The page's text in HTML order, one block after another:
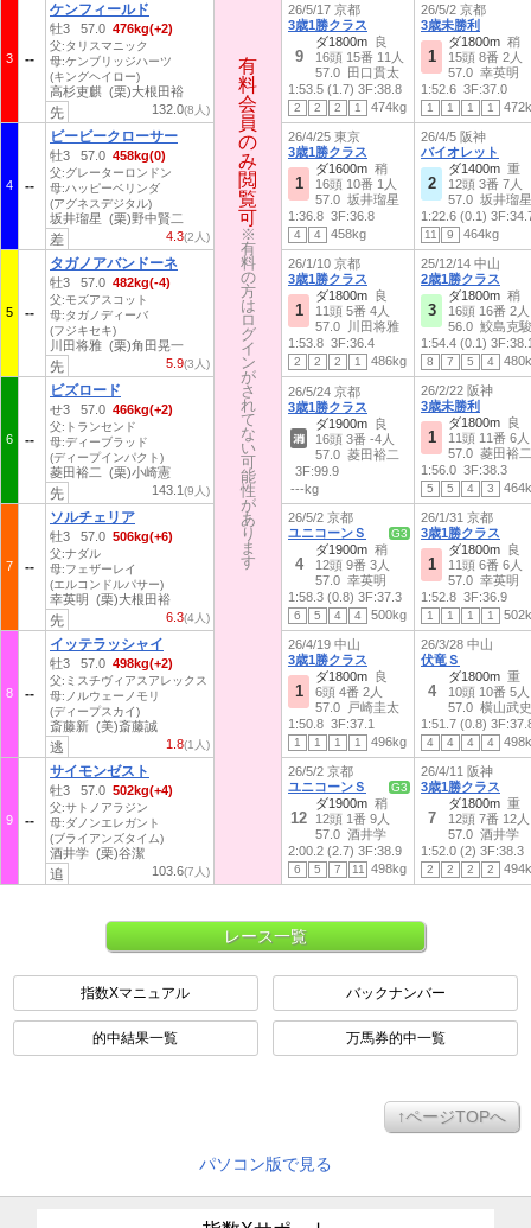
有
料
会
員
の
み
閲
覧
可
※
有
料
の
方
は
ロ
グ
イ
ン
が
さ
れ
て
な
い
可
能
性
が
あ
り
ま
す
3
ケンフィールド
牡3 57.0 476kg(+2)
父:タリスマニック
母:ケンブリッジハーツ
(キングヘイロー)
高杉吏麒 (栗)大根田裕
132.0(8人)
先
4
ビービークローサー
牡3 57.0 458kg(0)
父:グレーターロンドン
母:ハッピーベリンダ
(アグネスデジタル)
坂井瑠星 (栗)野中賢二
4.3(2人)
差
5
タガノアバンドーネ
牡3 57.0 482kg(-4)
父:モズアスコット
母:タガノディーバ
(フジキセキ)
川田将雅 (栗)角田晃一
5.9(3人)
先
6
ビズロード
せ3 57.0 466kg(+2)
父:トランセンド
母:ディーブラッド
(ディープインパクト)
菱田裕二 (栗)小崎憲
143.1(9人)
先
7
ソルチェリア
牡3 57.0 506kg(+6)
父:ナダル
母:フェザーレイ
(エルコンドルパサー)
幸英明 (栗)大根田裕
6.3(4人)
先
8
イッテラッシャイ
牡3 57.0 498kg(+2)
父:ミスチヴィアスアレックス
母:ノルウェーノモリ
(ディープスカイ)
斎藤新 (美)斎藤誠
1.8(1人)
逃
9
サイモンゼスト
牡3 57.0 502kg(+4)
父:サトノアラジン
母:ダノンエレガント
(ブライアンズタイム)
酒井学 (栗)谷潔
103.6(7人)
追
有
料
会
員
の
み
閲
覧
可
※
有
料
の
方
は
ロ
グ
イ
ン
が
さ
れ
て
な
い
可
能
性
が
あ
り
ま
す
26/5/17 京都
3歳1勝クラス
9
ダ1800m 良
16頭 15番 11人
57.0 田口貫太
1:53.5 (1.7) 3F:38.8
2 2 2 1 474kg
26/5/2 京都
3歳未勝利
1
ダ1800m 稍
15頭 8番 2人
57.0 幸英明
1:52.6 3F:37.0
1 1 1 1
26/4/25 東京
3歳1勝クラス
1
ダ1600m 稍
16頭 10番 1人
57.0 坂井瑠星
1:36.8 3F:36.8
4 4 458kg
26/4/5 阪神
バイオレット
2
ダ1400m 重
12頭 3番 7人
57.0 坂井瑠星
1:22.6 (0.1)
11 9 464kg
26/1/10 京都
3歳1勝クラス
1
ダ1800m 良
11頭 5番 4人
57.0 川田将雅
1:53.8 3F:36.4
2 2 2 1 486kg
25/12/14 中山
2歳1勝クラス
3
ダ1800m 稍
16頭 16番 2人
56.0 鮫島克駿
1:54.4 (0.1)
8 7 5 4
26/5/24 京都
3歳1勝クラス
ダ1900m 良
16頭 3番 -4人
57.0 菱田裕二
3F:99.9
---kg
26/2/22 阪神
3歳未勝利
1
ダ1800m 良
11頭 11番 6人
57.0 菱田裕二
1:56.0 3F:38.3
5 5 4 3
26/5/2 京都
ユニコーンＳ
G3
4
ダ1900m 稍
12頭 9番 3人
57.0 幸英明
1:58.3 (0.8) 3F:37.3
6 5 4 4 500kg
26/1/31 京都
3歳1勝クラス
1
ダ1800m 良
11頭 6番 6人
57.0 幸英明
1:52.8 3F:36.9
1 1 1 1
26/4/19 中山
3歳1勝クラス
1
ダ1800m 良
6頭 4番 2人
57.0 戸崎圭太
1:50.8 3F:37.1
1 1 1 1 496kg
26/3/28 中山
伏竜Ｓ
4
ダ1800m 重
10頭 10番 5人
57.0 横山武史
1:51.7 (0.8)
4 4 4 4
26/5/2 京都
ユニコーンＳ
G3
12
ダ1900m 稍
12頭 1番 9人
57.0 酒井学
2:00.2 (2.7) 3F:38.9
6 5 7 11 498kg
26/4/11 阪神
3歳1勝クラス
7
ダ1800m 重
12頭 7番 12人
57.0 酒井学
1:52.0 (2) 3F:38.3
2 2 2 2
レース一覧
指数Xマニュアル バックナンバー
的中結果一覧 万馬券的中一覧
↑ページTOPへ
パソコン版で見る